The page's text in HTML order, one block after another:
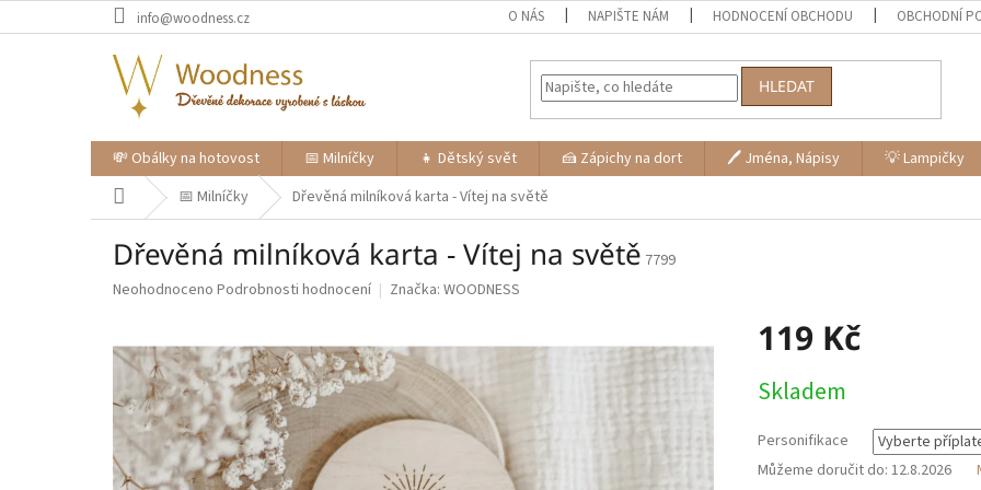
na
info@woodness.cz O NÁS NAPIŠTE NÁM HODNOCENÍ OBCHODU OBCHODNÍ
HLEDAT
💸 Obálky na hotovost 📅 Milníčky 👧 Dětský svět 🍰 Zápichy na dort 🖊 Jména, Nápisy 💡 Lampičky
Domů 📅 Milníčky Dřevěná milníková karta - Vítej na světě
Dřevěná milníková karta - Vítej na světě 7799
Průměrné
je
0,0
5
hvězdiček.
Neohodnoceno Podrobnosti hodnocení Značka: WOODNESS
119 Kč
cena:
Skladem
Personifikace
Můžeme doručit do: 12.8.2026